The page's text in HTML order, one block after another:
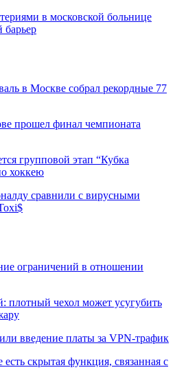
в московской больнице
барьер
в Москве собрал рекордные 77
прошел финал чемпионата
групповой этап “Кубка
хоккею
сравнили с вирусными
ограничений в отношении
плотный чехол может усугубить
введение платы за VPN-трафик
скрытая функция, связанная с